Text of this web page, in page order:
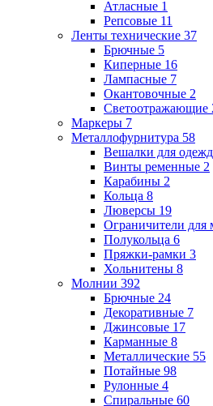
Атласные 1
Репсовые 11
Ленты технические 37
Брючные 5
Киперные 16
Лампасные 7
Окантовочные 2
Светоотражающие
Маркеры 7
Металлофурнитура 58
Вешалки для
Винты ременные 2
Карабины 2
Кольца 8
Люверсы 19
Ограничители для
Полукольца 6
Пряжки-рамки 3
Хольнитены 8
Молнии 392
Брючные 24
Декоративные 7
Джинсовые 17
Карманные 8
Металлические 55
Потайные 98
Рулонные 4
Спиральные 60